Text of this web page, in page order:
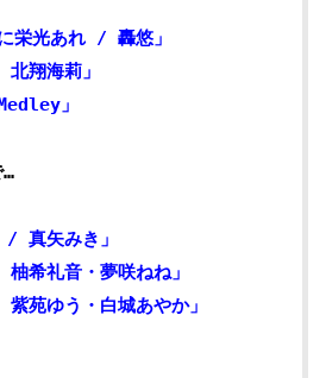
栄光あれ / 轟悠」
翔海莉」
」
…
/ 真矢みき」
希礼音・夢咲ねね」
苑ゆう・白城あやか」